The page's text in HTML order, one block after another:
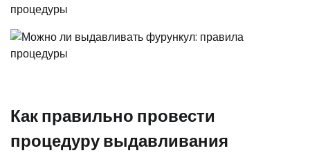
Как правильно провести
процедуру выдавливания